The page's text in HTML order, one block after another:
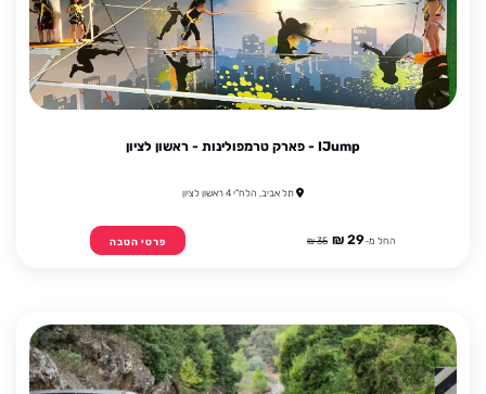
IJump - פארק טרמפולינות - ראשון לציון
תל אביב, הלח"י 4 ראשון לציון
החל מ-29 ₪
35 ₪ פרטי הטבה